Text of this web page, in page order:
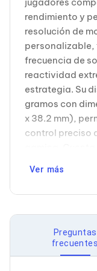
Cableado
Cables KVM
Fuentes de Poder
Enfriamiento para
Soportes y Paneles
Sistemas
Servidores
Soportes de Datos
Ultrium
Discos Duros /
Accesorios para
Gabinetes de
Discos Duros
Accesorios para
Almacenamiento
Discos Duros
Discos Duros
Monitores
rendimiento y
resolución de
personalizable,
frecuencia de
reactividad
estrategia. Su
gramos con
x 38.2 mm),
control preciso
funciones de
experiencia
Ver más
Preguntas
frecuentes